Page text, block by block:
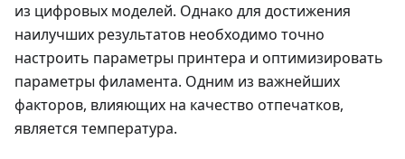
из цифровых моделей. Однако для достижения
наилучших результатов необходимо точно
настроить параметры принтера и оптимизировать
параметры филамента. Одним из важнейших
факторов, влияющих на качество отпечатков,
является температура.